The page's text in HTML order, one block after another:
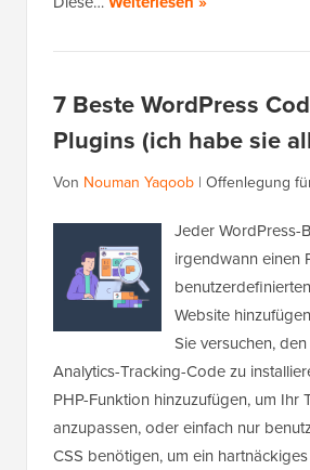
7 Beste WordPress
Plugins (ich habe sie
Von Nouman Yaqoob | Offenlegung
Jeder WordPress-
irgendwann einen
Website
Sie versuchen,
Analytics-Tracking-Code zu
PHP-Funktion hinzuzufügen, um Ihr
anzupassen, oder einfach nur
CSS benötigen, um ein